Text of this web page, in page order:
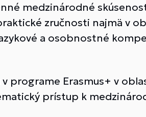
medzinárodné
zručnosti najmä v
a osobnostné
programe Erasmus+ v
prístup k